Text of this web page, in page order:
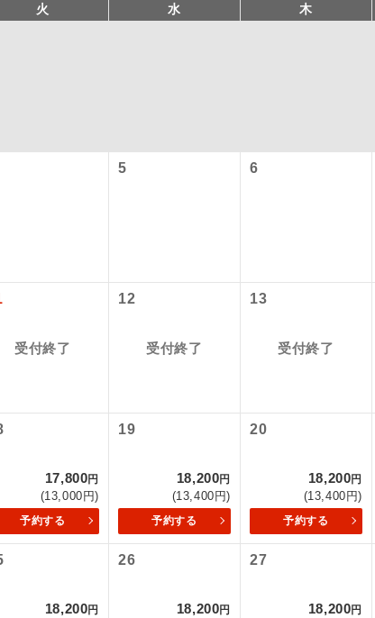
火 水 木
5 6
受付終了
12
受付終了
13
受付終了
17,800円
(13,000円)
予約する
19
18,200円
(13,400円)
予約する
20
18,200円
(13,400円)
予約する
18,200円
26
18,200円
27
18,200円
現地到着空港（駅）から最終日出発空港（駅）
バスガイドが乗務し、車内での観光案内があり
初登場のコースです。